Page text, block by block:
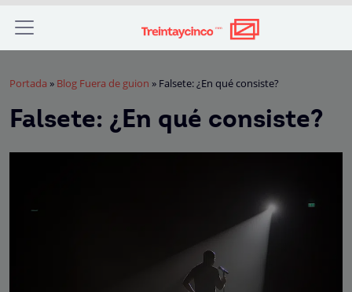
Portada » Blog Fuera de guion » Falsete: ¿En qué consiste?
Falsete: ¿En qué consiste?